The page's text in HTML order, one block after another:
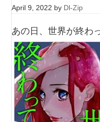
April 9, 2022 by Dl-Zip
あの日、世界が終わ